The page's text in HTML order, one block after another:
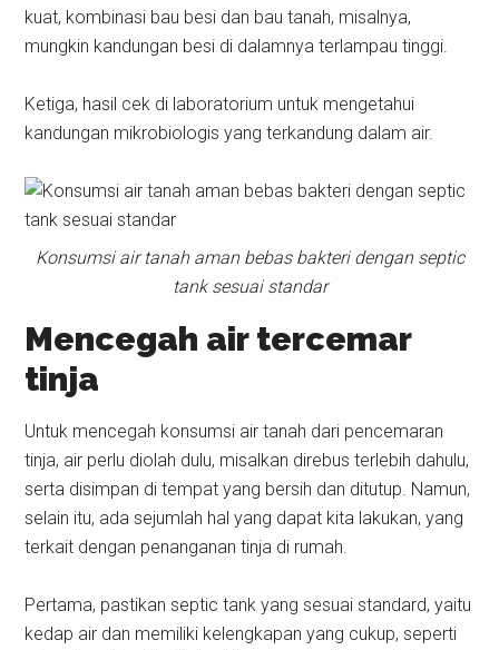
kuat, kombinasi bau besi dan bau tanah, misalnya,
mungkin kandungan besi di dalamnya terlampau tinggi.
Ketiga, hasil cek di laboratorium untuk mengetahui
kandungan mikrobiologis yang terkandung dalam air.
Konsumsi air tanah aman bebas bakteri dengan septic
tank sesuai standar
Mencegah air tercemar
tinja
Untuk mencegah konsumsi air tanah dari pencemaran
tinja, air perlu diolah dulu, misalkan direbus terlebih dahulu,
serta disimpan di tempat yang bersih dan ditutup. Namun,
selain itu, ada sejumlah hal yang dapat kita lakukan, yang
terkait dengan penanganan tinja di rumah.
Pertama, pastikan septic tank yang sesuai standard, yaitu
kedap air dan memiliki kelengkapan yang cukup, seperti